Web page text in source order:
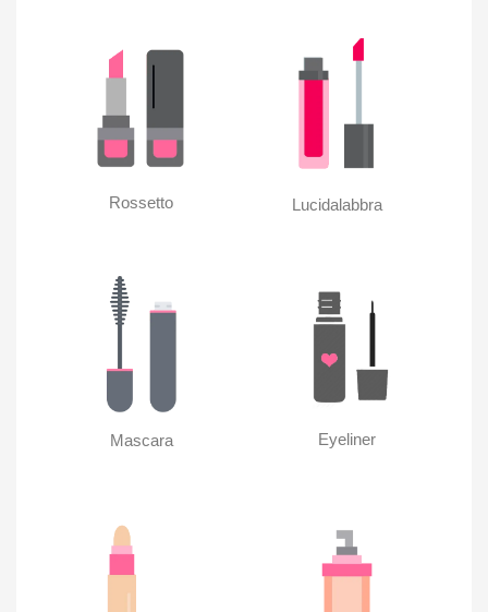
Rossetto Lucidalabbra
Mascara Eyeliner